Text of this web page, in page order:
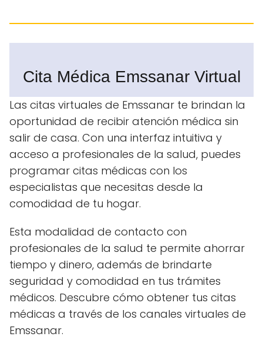
Cita Médica Emssanar Virtual
Las citas virtuales de Emssanar te brindan la
oportunidad de recibir atención médica sin
salir de casa. Con una interfaz intuitiva y
acceso a profesionales de la salud, puedes
programar citas médicas con los
especialistas que necesitas desde la
comodidad de tu hogar.
Esta modalidad de contacto con
profesionales de la salud te permite ahorrar
tiempo y dinero, además de brindarte
seguridad y comodidad en tus trámites
médicos. Descubre cómo obtener tus citas
médicas a través de los canales virtuales de
Emssanar.